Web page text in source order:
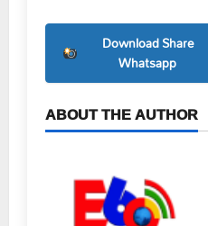
Download Share
Whatsapp
ABOUT THE AUTHOR